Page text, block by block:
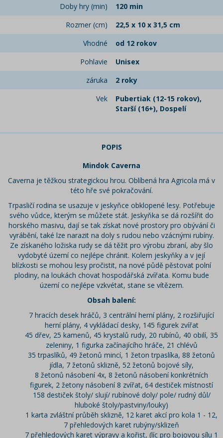
Doby hry (min)
120 min
Rozmer (cm)
22,5 x 10 x 31,5 cm
Vhodné
od 12 rokov
Pohlavie
Unisex
záruka
2 roky
Vek
Pubertiak (12-15 rokov),
Starší (16+), Dospelí
POPIS
Mindok Caverna
Caverna je těžkou strategickou hrou. Oblíbená hra Agricola má v
této hře své pokračování.
Trpasličí rodina se usazuje v jeskyňce obklopené lesy. Potřebuje
svého vůdce, kterým se můžete stát. Jeskyňka se dá rozšířit do
horského masivu, dají se tak získat nové prostory pro obývání či
vyrábění, také lze narazit na doly s rudou nebo vzácnými rubíny.
Ze získaného ložiska rudy se dá těžit pro výrobu zbraní, aby šlo
vydobyté území co nejlépe chránit. Kolem jeskyňky a v její
blízkosti se mohou lesy pročistit, na nové půdě pěstovat polní
plodiny, na loukách chovat hospodářská zvířata. Komu bude
území co nejlépe vzkvétat, stane se vítězem.
Obsah balení:
7 hracích desek hráčů, 3 centrální herní plány, 2 rozšiřující
herní plány, 4 vykládací desky, 145 figurek zvířat
45 dřev, 25 kamenů, 45 krystalů rudy, 20 rubínů, 40 obilí, 35
zeleniny, 1 figurka začínajícího hráče, 21 chlévů
35 trpaslíků, 49 žetonů mincí, 1 žeton trpaslíka, 88 žetonů
jídla, 7 žetonů sklizně, 52 žetonů bojové síly,
8 žetonů násobení 4x, 8 žetonů násobení konkrétních
figurek, 2 žetony násobení 8 zvířat, 64 destiček místností
158 destiček štoly/ slují/ rubínové doly/ pole/ rudný důl/
hluboké štoly/pastviny/louky)
1 karta zvláštní průběh sklizně, 12 karet akcí pro kola 1 - 12,
7 přehledových karet rubýny/sklizeň
7 přehledových karet výpravy a kořist, (líc pro bojovou sílu 1